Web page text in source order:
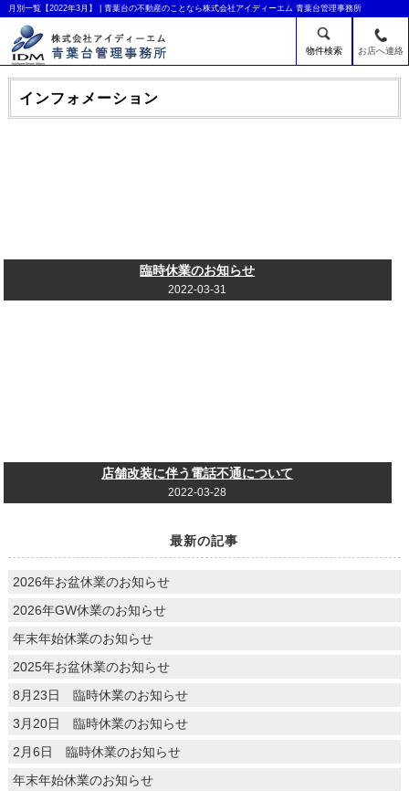
月別一覧【2022年3月】 | 青葉台の不動産のことなら株式会社アイディーエム 青葉台管理事務所
物件検索 お店へ連絡
インフォメーション
臨時休業のお知らせ
2022-03-31
店舗改装に伴う電話不通について
2022-03-28
最新の記事
2026年お盆休業のお知らせ
2026年GW休業のお知らせ
年末年始休業のお知らせ
2025年お盆休業のお知らせ
8月23日 臨時休業のお知らせ
3月20日 臨時休業のお知らせ
2月6日 臨時休業のお知らせ
年末年始休業のお知らせ